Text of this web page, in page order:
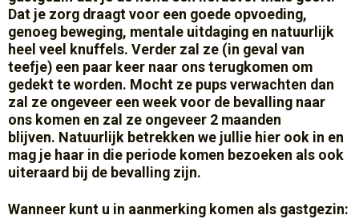
Dat je zorg draagt voor een goede opvoeding,
genoeg beweging, mentale uitdaging en natuurlijk
heel veel knuffels. Verder zal ze (in geval van
teefje) een paar keer naar ons terugkomen om
gedekt te worden. Mocht ze pups verwachten dan
zal ze ongeveer een week voor de bevalling naar
ons komen en zal ze ongeveer 2 maanden
blijven. Natuurlijk betrekken we jullie hier ook in en
mag je haar in die periode komen bezoeken als ook
uiteraard bij de bevalling zijn.
Wanneer kunt u in aanmerking komen als gastgezin: